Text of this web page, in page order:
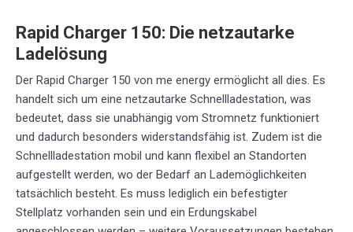
Rapid Charger 150: Die netzautarke
Ladelösung
Der Rapid Charger 150 von me energy ermöglicht all dies. Es
handelt sich um eine netzautarke Schnellladestation, was
bedeutet, dass sie unabhängig vom Stromnetz funktioniert
und dadurch besonders widerstandsfähig ist. Zudem ist die
Schnellladestation mobil und kann flexibel an Standorten
aufgestellt werden, wo der Bedarf an Lademöglichkeiten
tatsächlich besteht. Es muss lediglich ein befestigter
Stellplatz vorhanden sein und ein Erdungskabel